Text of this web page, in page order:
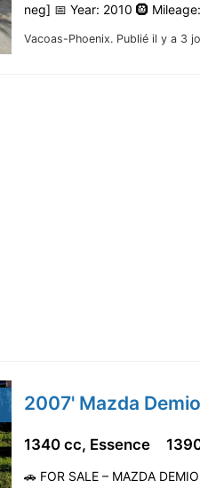
Vacoas-Phoenix. Publié il y a 3
neg] 📅 Year: 2010 🛞
2007' Mazda Demio
1340 cc, Essence
🚗 FOR SALE – MAZDA